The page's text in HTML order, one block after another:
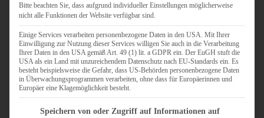
FLEISCH & FISCH
GRILLEN / BARBECUE
HERZHAFTES BACKEN
ONE-POT-GERICHTE
PASTA & NUDELGERICHTE
PIZZA, TARTES & QUICHES
REIS & RISOTTO
SALATE & SNACKS
SUPPENKASPEREIEN
Bitte beachten Sie, dass aufgrund individueller Einstellungen möglicherweise
nicht alle Funktionen der Website verfügbar sind.
Einige Services verarbeiten personenbezogene Daten in den USA. Mit Ihrer
Einwilligung zur Nutzung dieser Services willigen Sie auch in die Verarbeitung
Ihrer Daten in den USA gemäß Art. 49 (1) lit. a GDPR ein. Der EuGH stuft die
USA als ein Land mit unzureichendem Datenschutz nach EU-Standards ein. Es
besteht beispielsweise die Gefahr, dass US-Behörden personenbezogene Daten
in Überwachungsprogrammen verarbeiten, ohne dass für Europäerinnen und
Europäer eine Klagemöglichkeit besteht.
Im Folgenden finden Sie eine Liste der Zwecke des IAB Transparency and Consent
Speichern von oder Zugriff auf Informationen auf